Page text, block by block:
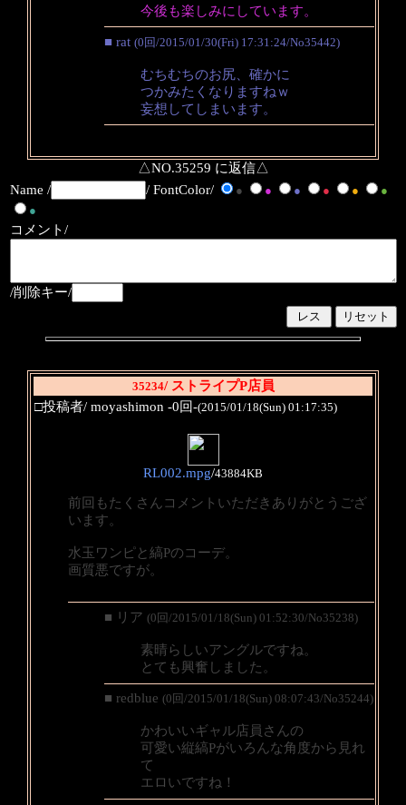
今後も楽しみにしています。
■ rat (0回/2015/01/30(Fri) 17:31:24/No35442)
むちむちのお尻、確かに
つかみたくなりますねｗ
妄想してしまいます。
△NO.35259 に返信△
Name /
/ FontColor/ ● ● ● ● ●
●
●
コメント/
/削除キー/
35234/ ストライプP店員
□投稿者/ moyashimon -0回-(2015/01/18(Sun) 01:17:35)
RL002.mpg/43884KB
前回もたくさんコメントいただきありがとうござ
います。
水玉ワンピと縞Pのコーデ。
画質悪ですが。
■ リア (0回/2015/01/18(Sun) 01:52:30/No35238)
素晴らしいアングルですね。
とても興奮しました。
■ redblue (0回/2015/01/18(Sun) 08:07:43/No35244)
かわいいギャル店員さんの
可愛い縦縞Pがいろんな角度から見れ
て
エロいですね！